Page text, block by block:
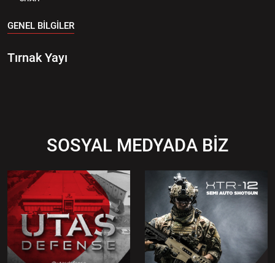
GENEL BİLGİLER
Tırnak Yayı
SOSYAL MEDYADA BİZ